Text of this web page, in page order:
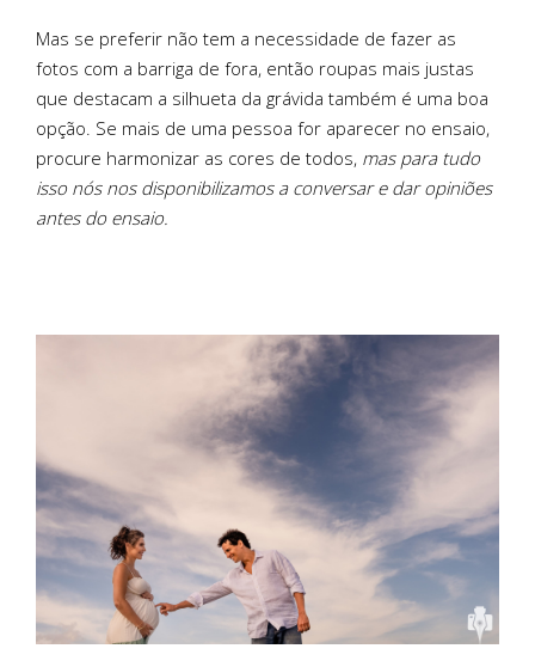
Mas se preferir não tem a necessidade de fazer as
fotos com a barriga de fora, então roupas mais justas
que destacam a silhueta da grávida também é uma boa
opção. Se mais de uma pessoa for aparecer no ensaio,
procure harmonizar as cores de todos, mas para tudo
isso nós nos disponibilizamos a conversar e dar opiniões
antes do ensaio.